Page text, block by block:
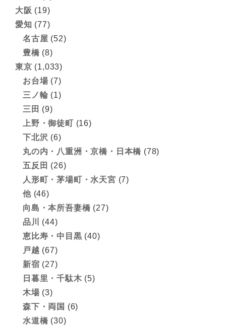
大阪 (19)
愛知 (77)
名古屋 (52)
豊橋 (8)
東京 (1,033)
お台場 (7)
三ノ輪 (1)
三田 (9)
上野・御徒町 (16)
下北沢 (6)
丸の内・八重洲・京橋・日本橋 (78)
五反田 (26)
人形町・茅場町・水天宮 (7)
他(46)
向島・本所吾妻橋 (27)
品川
(44)
恵比寿・中目黒 (40)
戸越 (67)
新宿 (27)
日暮里・千駄木 (5)
木場 (3)
森下・両国 (6)
水道橋 (30)